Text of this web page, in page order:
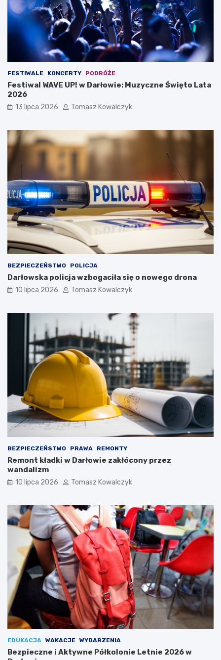
FESTIWALE KONCERTY PODRÓŻE
Festiwal WAVE UP! w Darłowie: Muzyczne Święto Lata
2026
13 lipca 2026 Tomasz Kowalczyk
BEZPIECZEŃSTWO POLICJA
Darłowska policja wzbogaciła się o nowego drona
10 lipca 2026 Tomasz Kowalczyk
BEZPIECZEŃSTWO PRAWA REMONTY
Remont kładki w Darłowie zakłócony przez
wandalizm
10 lipca 2026 Tomasz Kowalczyk
EDUKACJA WAKACJE WYDARZENIA
Bezpieczne i Aktywne Półkolonie Letnie 2026 w